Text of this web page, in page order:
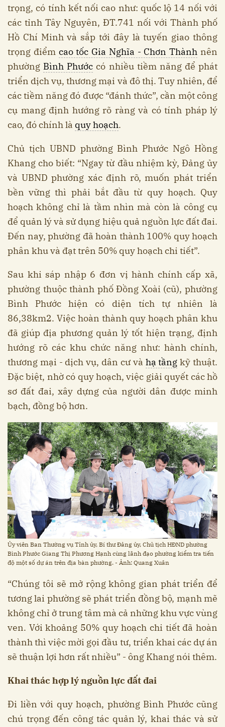
trọng, có tính kết nối cao như: quốc lộ 14 nối với
các tỉnh Tây Nguyên, ĐT.741 nối với Thành phố
Hồ Chí Minh và sắp tới đây là tuyến giao thông
trọng điểm cao tốc Gia Nghĩa - Chơn Thành nên
phường Bình Phước có nhiều tiềm năng để phát
triển dịch vụ, thương mại và đô thị. Tuy nhiên, để
các tiềm năng đó được “đánh thức”, cần một công
cụ mang định hướng rõ ràng và có tính pháp lý
cao, đó chính là quy hoạch.
Chủ tịch UBND phường Bình Phước Ngô Hồng
Khang cho biết: “Ngay từ đầu nhiệm kỳ, Đảng ủy
và UBND phường xác định rõ, muốn phát triển
bền vững thì phải bắt đầu từ quy hoạch. Quy
hoạch không chỉ là tầm nhìn mà còn là công cụ
để quản lý và sử dụng hiệu quả nguồn lực đất đai.
Đến nay, phường đã hoàn thành 100% quy hoạch
phân khu và đạt trên 50% quy hoạch chi tiết”.
Sau khi sáp nhập 6 đơn vị hành chính cấp xã,
phường thuộc thành phố Đồng Xoài (cũ), phường
Bình Phước hiện có diện tích tự nhiên là
86,38km2. Việc hoàn thành quy hoạch phân khu
đã giúp địa phương quản lý tốt hiện trạng, định
hướng rõ các khu chức năng như: hành chính,
thương mại - dịch vụ, dân cư và hạ tầng kỹ thuật.
Đặc biệt, nhờ có quy hoạch, việc giải quyết các hồ
sơ đất đai, xây dựng của người dân được minh
bạch, đồng bộ hơn.
Ủy viên Ban Thường vụ Tỉnh ủy, Bí thư Đảng ủy, Chủ tịch HĐND phường
Bình Phước Giang Thị Phương Hạnh cùng lãnh đạo phường kiểm tra tiến
độ một số dự án trên địa bàn phường. - Ảnh: Quang Xuân
“Chúng tôi sẽ mở rộng không gian phát triển để
tương lai phường sẽ phát triển đồng bộ, mạnh mẽ
không chỉ ở trung tâm mà cả những khu vực vùng
ven. Với khoảng 50% quy hoạch chi tiết đã hoàn
thành thì việc mời gọi đầu tư, triển khai các dự án
sẽ thuận lợi hơn rất nhiều” - ông Khang nói thêm.
Khai thác hợp lý nguồn lực đất đai
Đi liền với quy hoạch, phường Bình Phước cũng
chú trọng đến công tác quản lý, khai thác và sử